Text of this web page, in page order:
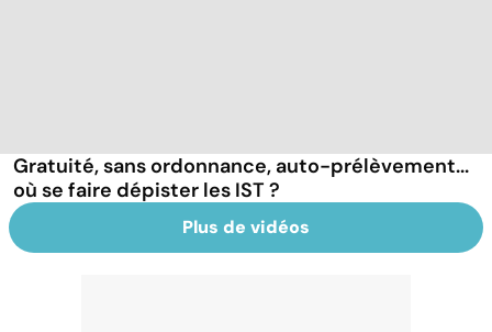
Gratuité, sans ordonnance, auto-prélèvement...
où se faire dépister les IST ?
Plus de vidéos